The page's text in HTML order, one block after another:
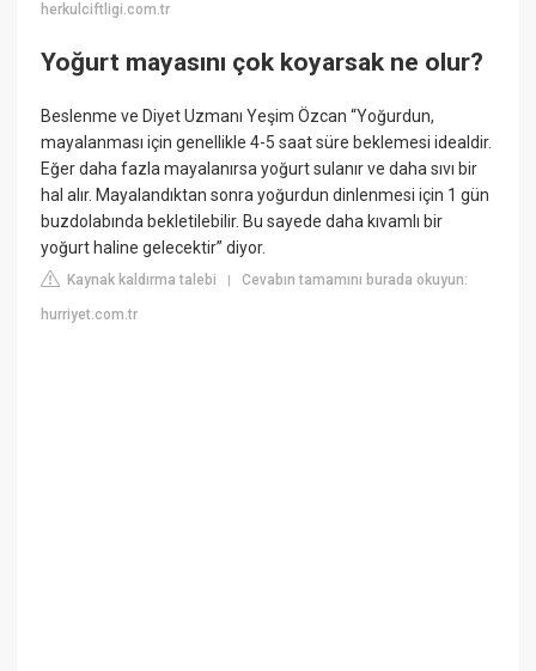
herkulciftligi.com.tr
Yoğurt mayasını çok koyarsak ne olur?
Beslenme ve Diyet Uzmanı Yeşim Özcan “Yoğurdun,
mayalanması için genellikle 4-5 saat süre beklemesi idealdir.
Eğer daha fazla mayalanırsa yoğurt sulanır ve daha sıvı bir
hal alır. Mayalandıktan sonra yoğurdun dinlenmesi için 1 gün
buzdolabında bekletilebilir. Bu sayede daha kıvamlı bir
yoğurt haline gelecektir” diyor.
Kaynak kaldırma talebi |Cevabın tamamını burada okuyun:
hurriyet.com.tr